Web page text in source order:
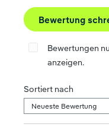
Bewertung
Bewertungen
anzeigen.
Sortiert nach